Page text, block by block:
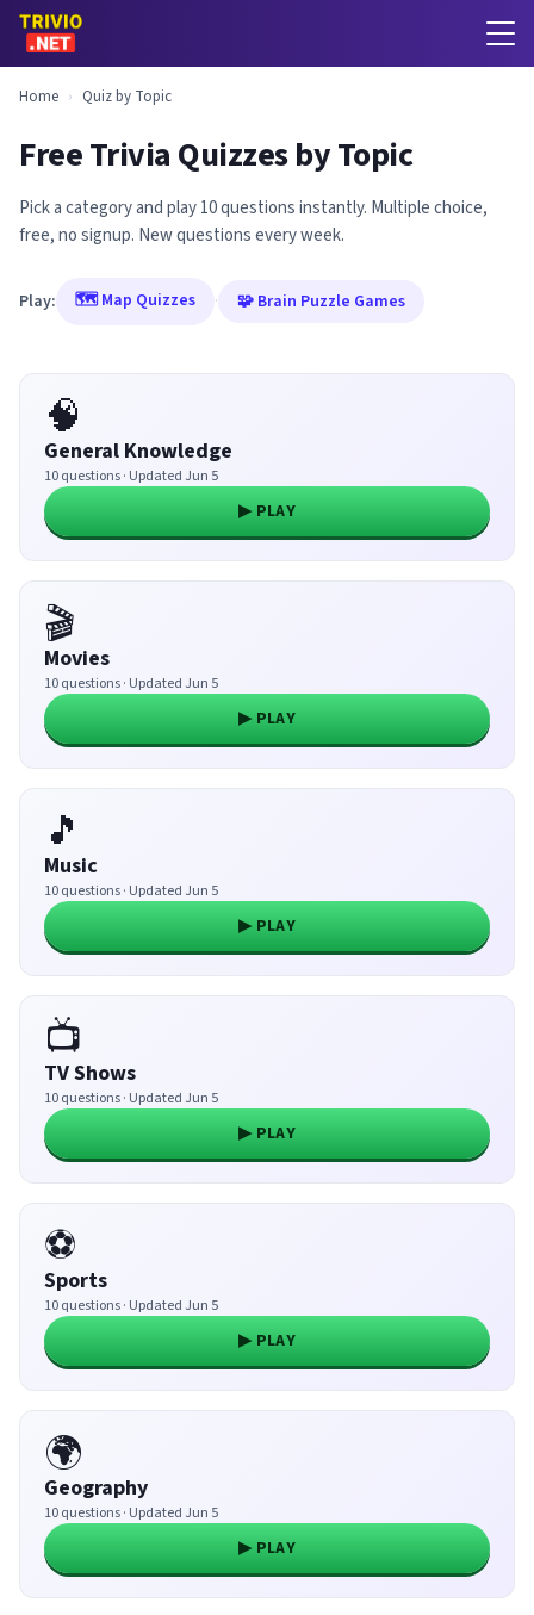
Home › Quiz by Topic
Free Trivia Quizzes by Topic
Pick a category and play 10 questions instantly. Multiple choice,
free, no signup. New questions every week.
Play: 🗺️ Map Quizzes · 🧩 Brain Puzzle Games
🧠
General Knowledge
10 questions · Updated Jun 5
▶ PLAY
🎬
Movies
10 questions · Updated Jun 5
▶ PLAY
🎵
Music
10 questions · Updated Jun 5
▶ PLAY
📺
TV Shows
10 questions · Updated Jun 5
▶ PLAY
⚽
Sports
10 questions · Updated Jun 5
▶ PLAY
🌍
Geography
10 questions · Updated Jun 5
▶ PLAY